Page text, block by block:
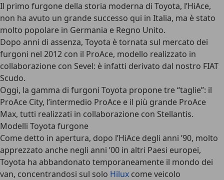
Il primo furgone della storia moderna di Toyota, l’HiAce,
non ha avuto un grande successo qui in Italia, ma è stato
molto popolare in Germania e Regno Unito.
Dopo anni di assenza, Toyota è tornata sul mercato dei
furgoni nel 2012 con il ProAce, modello realizzato in
collaborazione con Sevel: è infatti derivato dal nostro FIAT
Scudo.
Oggi, la gamma di furgoni Toyota propone tre “taglie”: il
ProAce City, l’intermedio ProAce e il più grande ProAce
Max, tutti realizzati in collaborazione con Stellantis.
Modelli Toyota furgone
Come detto in apertura, dopo l’HiAce degli anni ’90, molto
apprezzato anche negli anni ’00 in altri Paesi europei,
Toyota ha abbandonato temporaneamente il mondo dei
van, concentrandosi sul solo Hilux come veicolo